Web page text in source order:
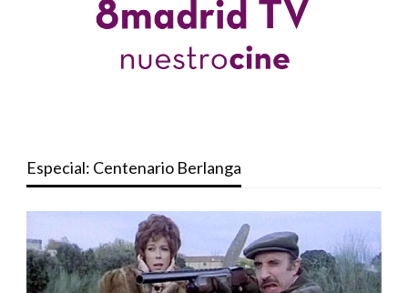
Especial: Centenario Berlanga